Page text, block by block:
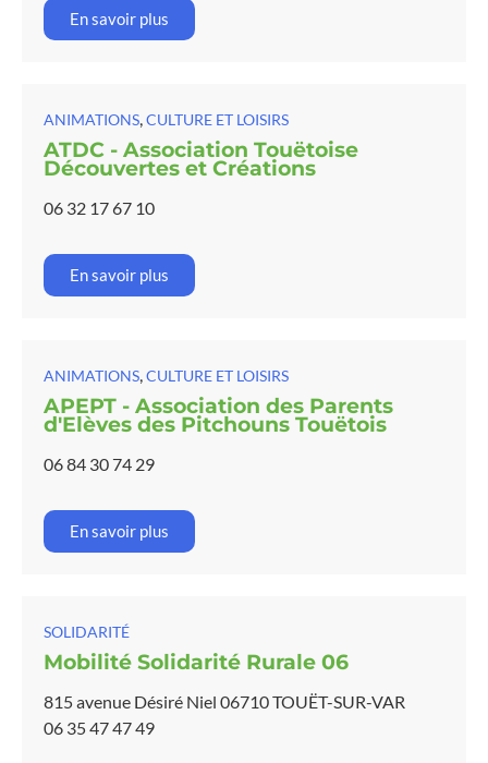
En savoir plus
ANIMATIONS CULTURE ET LOISIRS
ATDC - Association Touëtoise
Découvertes et Créations
06 32 17 67 10
En savoir plus
ANIMATIONS CULTURE ET LOISIRS
APEPT - Association des Parents
d'Elèves des Pitchouns Touëtois
06 84 30 74 29
En savoir plus
SOLIDARITÉ
Mobilité Solidarité Rurale 06
815 avenue Désiré Niel 06710 TOUËT-SUR-VAR
06 35 47 47 49